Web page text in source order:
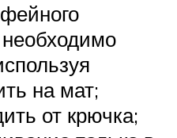
на мат;
от крючка;